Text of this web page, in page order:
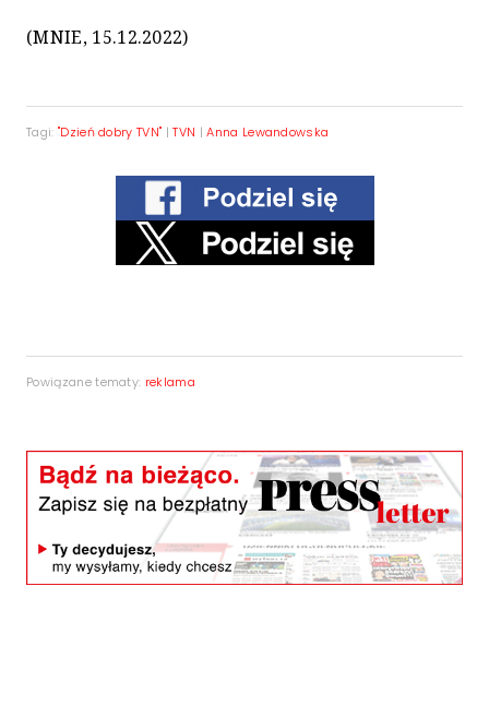
(MNIE, 15.12.2022)
Tagi: "Dzień dobry TVN" |TVN |Anna Lewandowska
Powiązane tematy: reklama